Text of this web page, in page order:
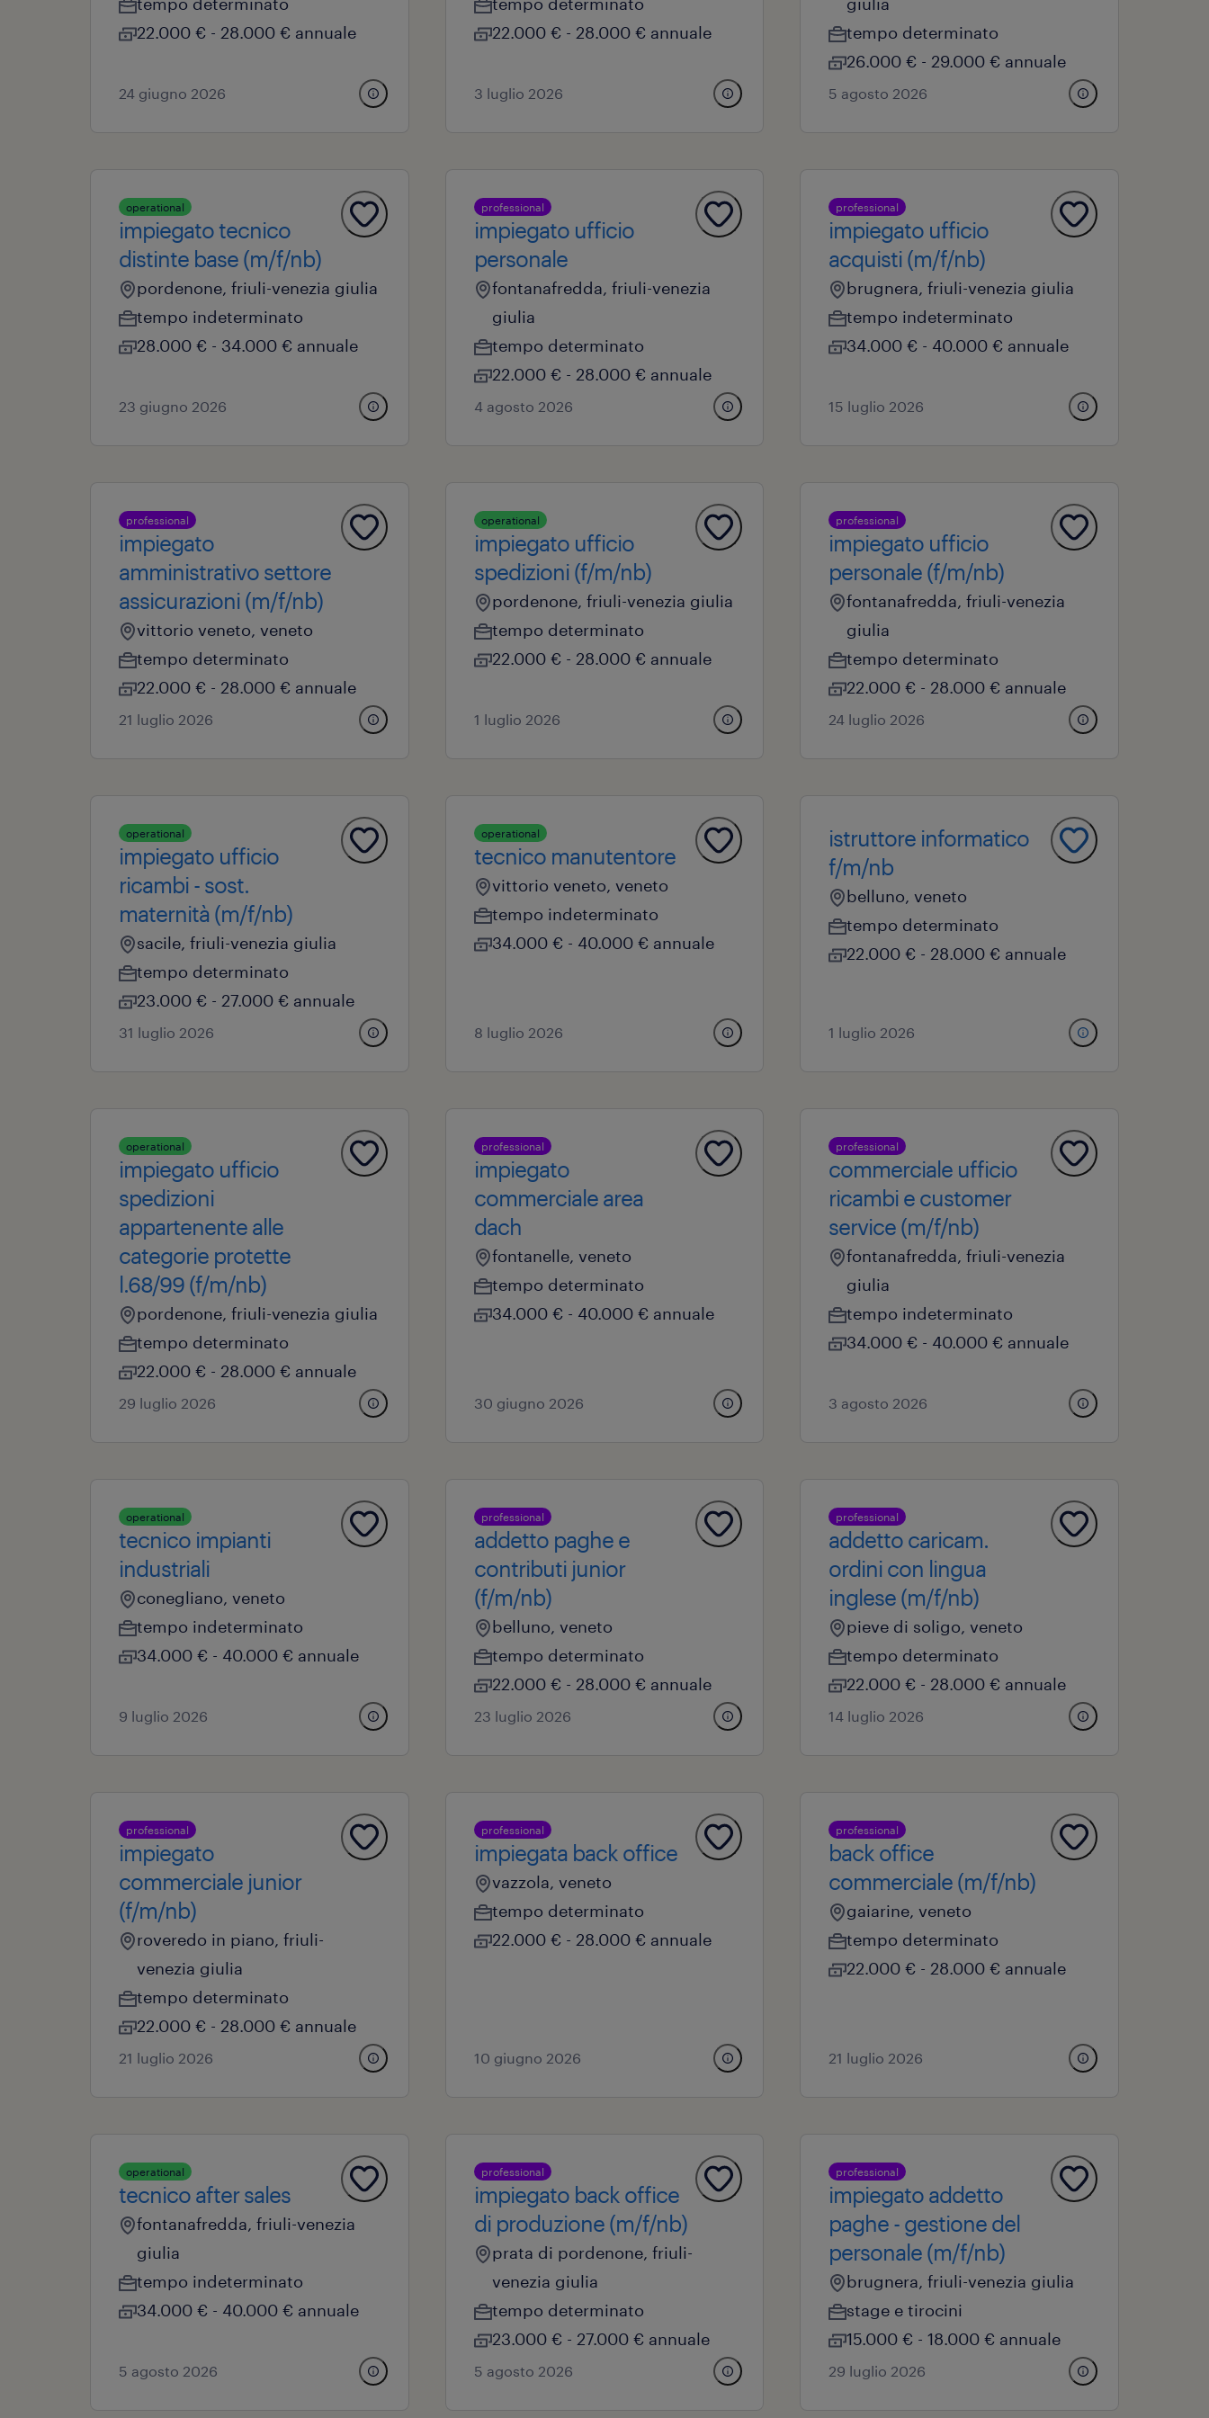
22.000 € - 28.000 € annuale
24 giugno 2026
22.000 € - 28.000 € annuale
3 luglio 2026
tempo determinato
26.000 € - 29.000 € annuale
5 agosto 2026
operational
impiegato tecnico
distinte base (m/f/nb)
pordenone, friuli-venezia giulia
tempo indeterminato
28.000 € - 34.000 € annuale
23 giugno 2026
professional
impiegato ufficio
personale
fontanafredda, friuli-venezia
giulia
tempo determinato
22.000 € - 28.000 € annuale
4 agosto 2026
professional
impiegato ufficio
acquisti (m/f/nb)
brugnera, friuli-venezia giulia
tempo indeterminato
34.000 € - 40.000 € annuale
15 luglio 2026
professional
impiegato
amministrativo settore
assicurazioni (m/f/nb)
vittorio veneto, veneto
tempo determinato
22.000 € - 28.000 € annuale
21 luglio 2026
operational
impiegato ufficio
spedizioni (f/m/nb)
pordenone, friuli-venezia giulia
tempo determinato
22.000 € - 28.000 € annuale
1 luglio 2026
professional
impiegato ufficio
personale (f/m/nb)
fontanafredda, friuli-venezia
giulia
tempo determinato
22.000 € - 28.000 € annuale
24 luglio 2026
operational
impiegato ufficio
ricambi - sost.
maternità (m/f/nb)
sacile, friuli-venezia giulia
tempo determinato
23.000 € - 27.000 € annuale
31 luglio 2026
operational
tecnico manutentore
vittorio veneto, veneto
tempo indeterminato
34.000 € - 40.000 € annuale
8 luglio 2026
istruttore informatico
f/m/nb
belluno, veneto
tempo determinato
22.000 € - 28.000 € annuale
1 luglio 2026
operational
impiegato ufficio
spedizioni
appartenente alle
categorie protette
l.68/99 (f/m/nb)
pordenone, friuli-venezia giulia
tempo determinato
22.000 € - 28.000 € annuale
29 luglio 2026
professional
impiegato
commerciale area
dach
fontanelle, veneto
tempo determinato
34.000 € - 40.000 € annuale
30 giugno 2026
professional
commerciale ufficio
ricambi e customer
service (m/f/nb)
fontanafredda, friuli-venezia
giulia
tempo indeterminato
34.000 € - 40.000 € annuale
3 agosto 2026
operational
tecnico impianti
industriali
conegliano, veneto
tempo indeterminato
34.000 € - 40.000 € annuale
9 luglio 2026
professional
addetto paghe e
contributi junior
(f/m/nb)
belluno, veneto
tempo determinato
22.000 € - 28.000 € annuale
23 luglio 2026
professional
addetto caricam.
ordini con lingua
inglese (m/f/nb)
pieve di soligo, veneto
tempo determinato
22.000 € - 28.000 € annuale
14 luglio 2026
professional
impiegato
commerciale junior
(f/m/nb)
roveredo in piano, friuli-
venezia giulia
tempo determinato
22.000 € - 28.000 € annuale
21 luglio 2026
professional
impiegata back office
vazzola, veneto
tempo determinato
22.000 € - 28.000 € annuale
10 giugno 2026
professional
back office
commerciale (m/f/nb)
gaiarine, veneto
tempo determinato
22.000 € - 28.000 € annuale
21 luglio 2026
operational
tecnico after sales
fontanafredda, friuli-venezia
giulia
tempo indeterminato
34.000 € - 40.000 € annuale
5 agosto 2026
professional
impiegato back office
di produzione (m/f/nb)
prata di pordenone, friuli-
venezia giulia
tempo determinato
23.000 € - 27.000 € annuale
5 agosto 2026
professional
impiegato addetto
paghe - gestione del
personale (m/f/nb)
brugnera, friuli-venezia giulia
stage e tirocini
15.000 € - 18.000 € annuale
29 luglio 2026